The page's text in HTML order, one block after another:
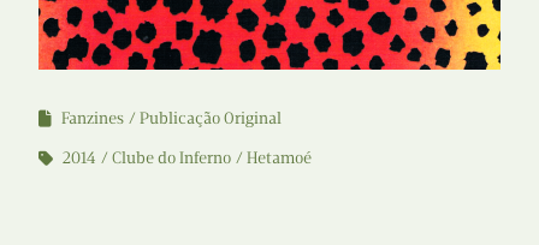
Fanzines
Publicação Original
2014
Clube do Inferno Hetamoé